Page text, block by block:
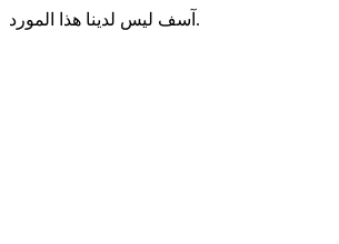
آسف ليس لدينا هذا المورد.